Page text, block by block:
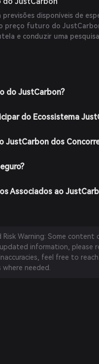
disponíveis de
preço futuro do
e conduzir uma
do JustCarbon?
do Ecossistema
JustCarbon dos
Associados ao
Risk Warning: Some
information, please
feel free to
needed.